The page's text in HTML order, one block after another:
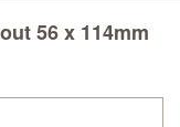
56 x 114mm